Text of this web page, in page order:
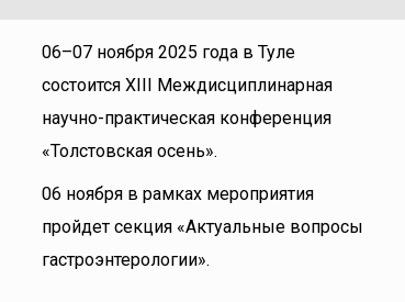
06–07 ноября 2025 года в Туле
состоится ХIII Междисциплинарная
научно-практическая конференция
«Толстовская осень».
06 ноября в рамках мероприятия
пройдет секция «Актуальные вопросы
гастроэнтерологии».